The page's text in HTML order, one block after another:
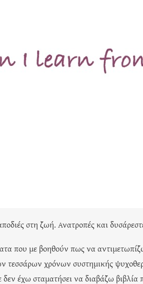
στη ζωή. Ανατροπές και
που με βοηθούν πως να αντιμετωπίζω
τεσσάρων χρόνων συστημικής
δεν έχω σταματήσει να διαβάζω